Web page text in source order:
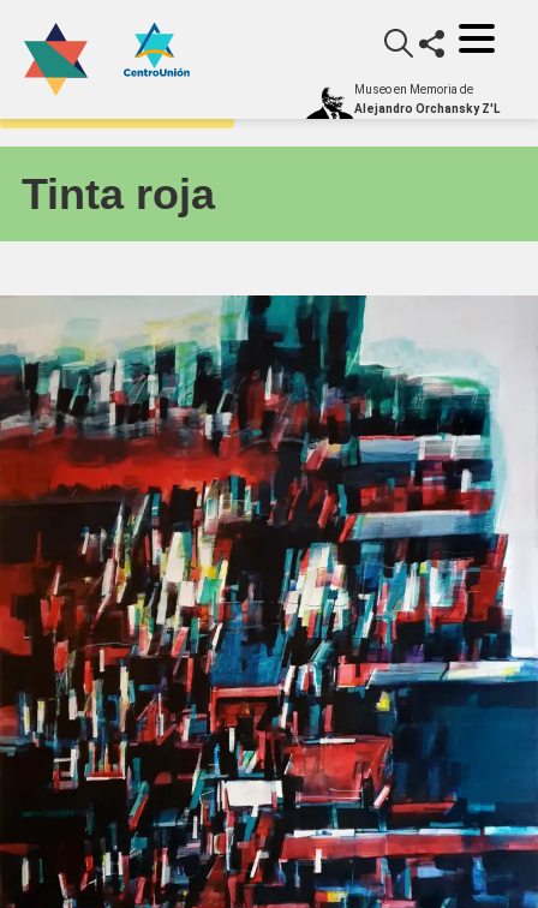
Museo en Memoria de
Alejandro Orchansky Z'L
Galería Itinerante - Obras
Tinta roja